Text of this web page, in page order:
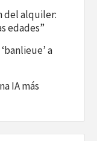
del alquiler:
edades”
a
IA más